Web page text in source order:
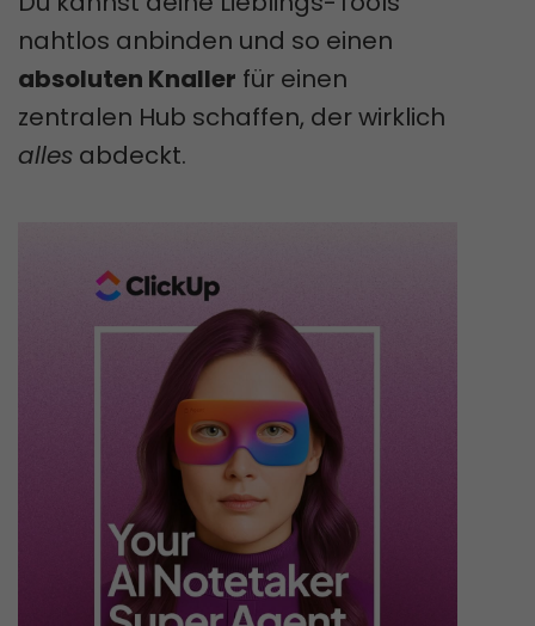
nahtlos anbinden und so einen
absoluten Knaller für einen
zentralen Hub schaffen, der wirklich
alles abdeckt.